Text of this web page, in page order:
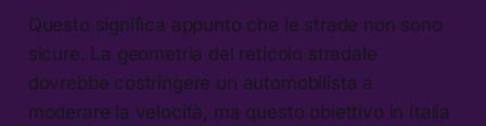
Questo significa appunto che le strade non sono
sicure. La geometria del reticolo stradale
dovrebbe costringere un automobilista a
moderare la velocità, ma questo obiettivo in Italia